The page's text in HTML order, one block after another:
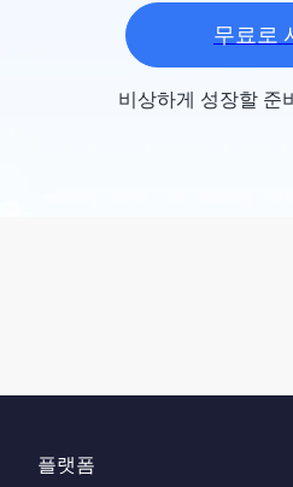
무료로
비상하게 성장할 준
플랫폼